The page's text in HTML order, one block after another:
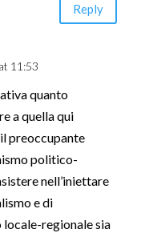
Reply
11:53
quanto
a quella qui
preoccupante
politico-
nell’iniettare
e di
locale-regionale sia